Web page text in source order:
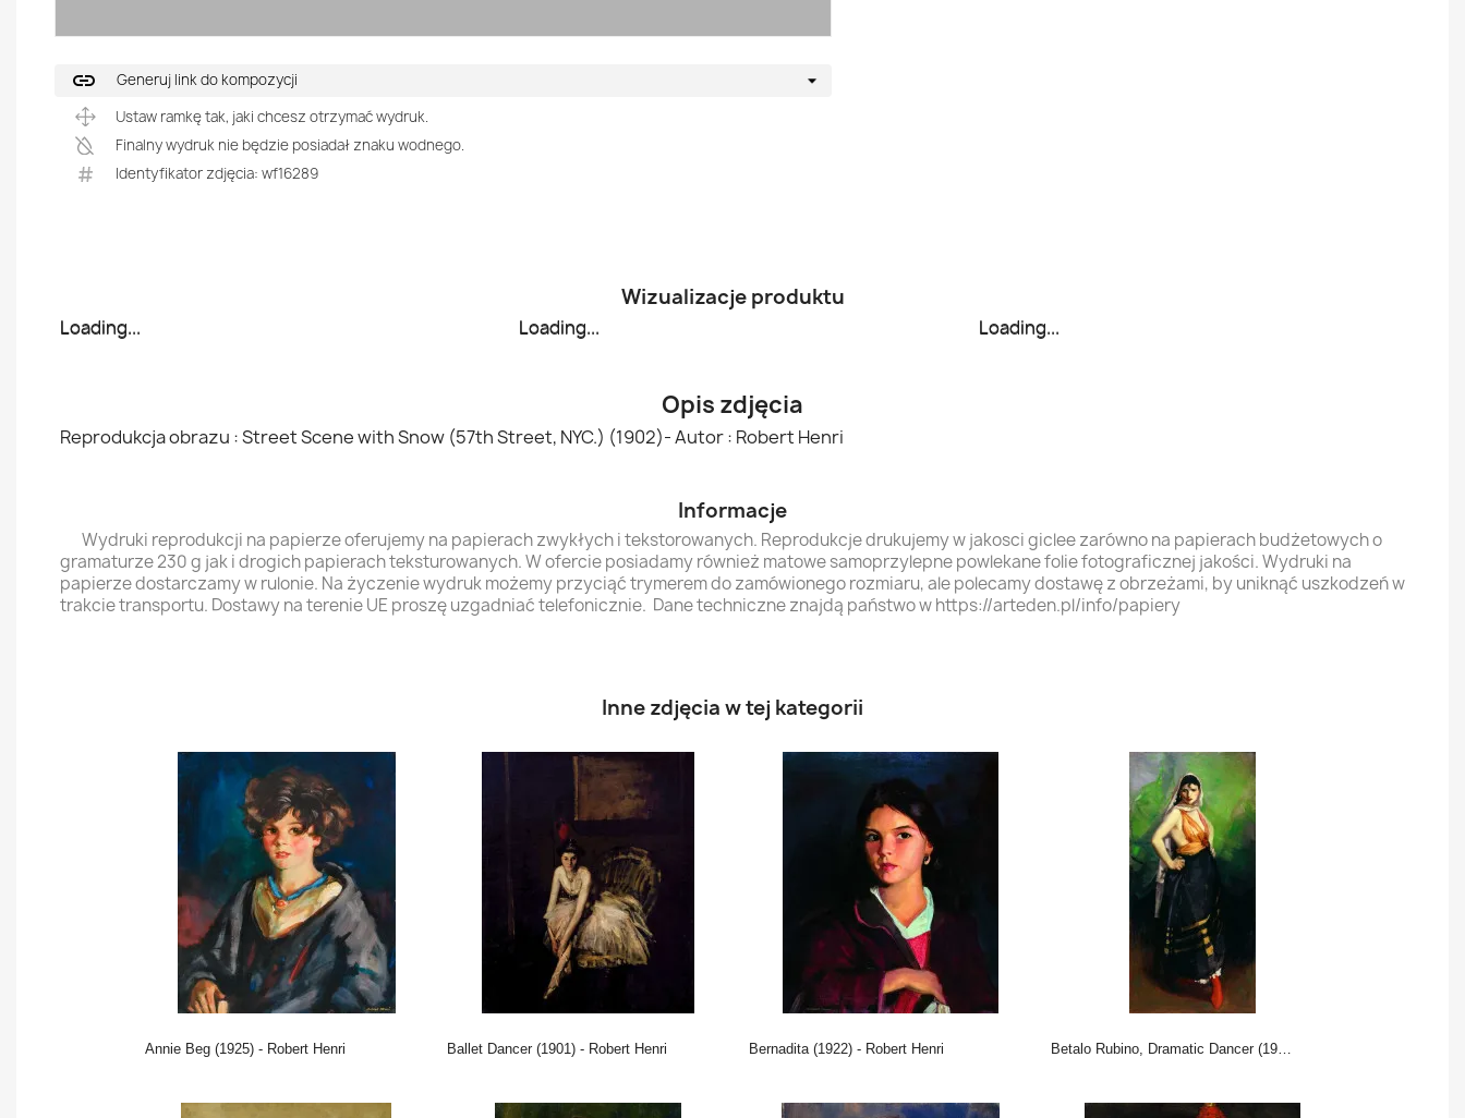
link
Generuj link do kompozycji
Ustaw ramkę tak, jaki chcesz otrzymać wydruk.
Finalny wydruk nie będzie posiadał znaku wodnego.
Identyfikator zdjęcia: wf16289
Wizualizacje produktu
Loading... Loading... Loading...
Loading... Loading... Loading...
Opis zdjęcia
Reprodukcja obrazu : Street Scene with Snow (57th Street, NYC.) (1902)- Autor : Robert Henri
Informacje
Wydruki reprodukcji na papierze oferujemy na papierach zwykłych i tekstorowanych. Reprodukcje drukujemy w jakosci giclee zarówno na papierach budżetowych o
gramaturze 230 g jak i drogich papierach teksturowanych. W ofercie posiadamy również matowe samoprzylepne powlekane folie fotograficznej jakości. Wydruki na
papierze dostarczamy w rulonie. Na życzenie wydruk możemy przyciąć trymerem do zamówionego rozmiaru, ale polecamy dostawę z obrzeżami, by uniknąć uszkodzeń w
trakcie transportu. Dostawy na terenie UE proszę uzgadniać telefonicznie. Dane techniczne znajdą państwo w https://arteden.pl/info/papiery
Inne zdjęcia w tej kategorii
Annie Beg (1925) - Robert Henri Ballet Dancer (1901) - Robert Henri Bernadita (1922) - Robert Henri Betalo Rubino, Dramatic Dancer (1916) - Robert Henri